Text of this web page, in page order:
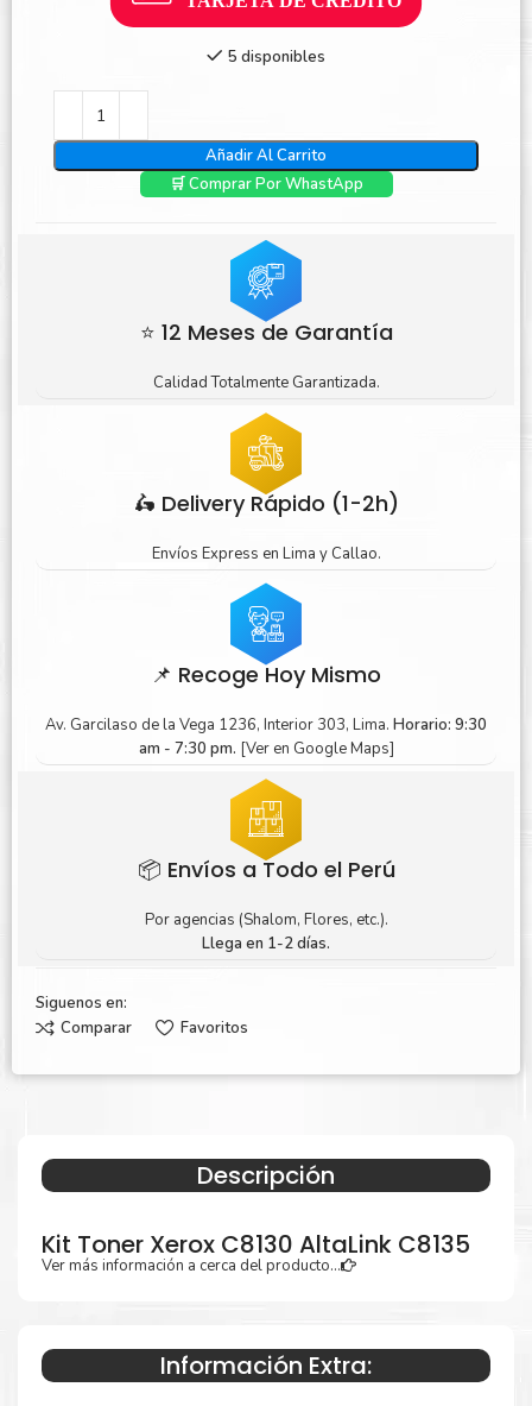
5 disponibles
Añadir Al Carrito
🛒 Comprar Por WhastApp
⭐ 12 Meses de Garantía
Calidad Totalmente Garantizada.
🛵 Delivery Rápido (1-2h)
Envíos Express en Lima y Callao.
📌 Recoge Hoy Mismo
Av. Garcilaso de la Vega 1236, Interior 303, Lima. Horario: 9:30
am - 7:30 pm. [Ver en Google Maps]
📦 Envíos a Todo el Perú
Por agencias (Shalom, Flores, etc.).
Llega en 1-2 días.
Siguenos en:
Comparar
Favoritos
Descripción
Kit Toner Xerox C8130 AltaLink C8135
Especificaciones Técnicas
Ver más información a cerca del producto...
Información Extra: